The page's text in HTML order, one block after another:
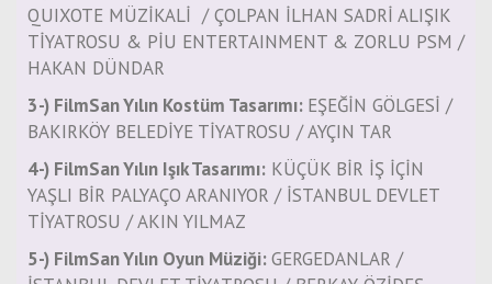
QUIXOTE MÜZİKALİ / ÇOLPAN İLHAN SADRİ ALIŞIK
TİYATROSU & PİU ENTERTAINMENT & ZORLU PSM /
HAKAN DÜNDAR
3-) FilmSan Yılın Kostüm Tasarımı: EŞEĞİN GÖLGESİ /
BAKIRKÖY BELEDİYE TİYATROSU / AYÇIN TAR
4-) FilmSan Yılın Işık Tasarımı: KÜÇÜK BİR İŞ İÇİN
YAŞLI BİR PALYAÇO ARANIYOR / İSTANBUL DEVLET
TİYATROSU / AKIN YILMAZ
5-) FilmSan Yılın Oyun Müziği:GERGEDANLAR /